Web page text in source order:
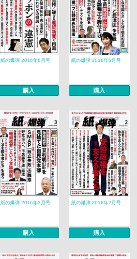
紙の爆弾 2016年6月号
購入
紙の爆弾 2016年5月号
購入
紙の爆弾 2016年3月号
購入
紙の爆弾 2016年2月号
購入